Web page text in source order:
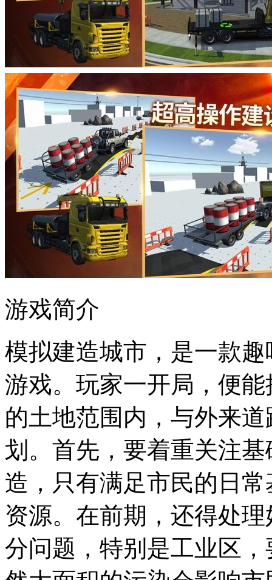
游戏简介
模拟建造城市，是一款
游戏。玩家一开局，便
的土地范围内，与外来
划。首先，要着重关注
造，只有满足市民的日
资源。在前期，还得处
分问题，特别是工业区